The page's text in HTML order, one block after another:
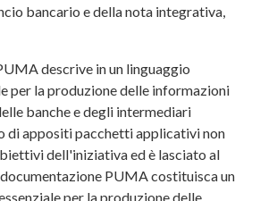
bancario e della nota integrativa,
descrive in un linguaggio
per la produzione delle informazioni
banche e degli intermediari
di appositi pacchetti applicativi non
dell'iniziativa ed è lasciato al
PUMA costituisca un
per la produzione delle